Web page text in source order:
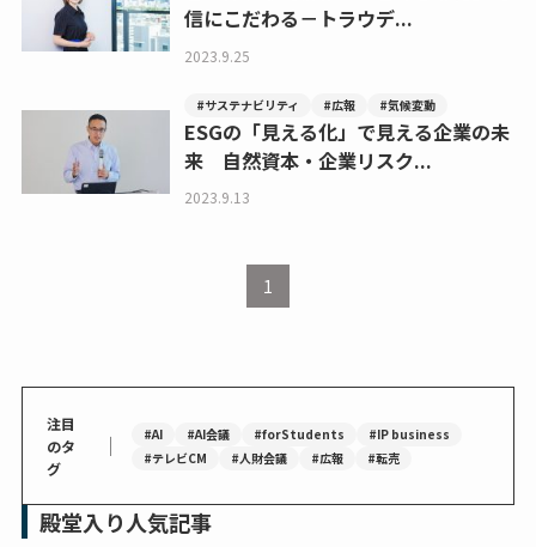
信にこだわる－トラウデ...
2023.9.25
#サステナビリティ #広報 #気候変動
ESGの「見える化」で見える企業の未
来 自然資本・企業リスク...
2023.9.13
1
注目
のタ
グ
｜ #AI #AI会議 #forStudents
#IP business
#テレビCM
#人財会議 #広報 #転売
殿堂入り人気記事